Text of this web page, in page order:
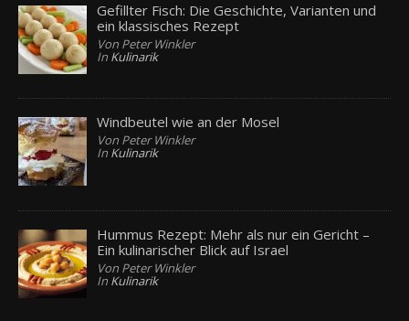
Gefillter Fisch: Die Geschichte, Varianten und
ein klassisches Rezept
Von Peter Winkler
In Kulinarik
Windbeutel wie an der Mosel
Von Peter Winkler
In Kulinarik
Hummus Rezept: Mehr als nur ein Gericht –
Ein kulinarischer Blick auf Israel
Von Peter Winkler
In Kulinarik